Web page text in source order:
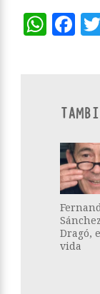
Sánchez
Dragó,
vida